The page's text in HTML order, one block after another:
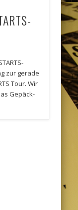
zur gerade
Tour. Wir
Gepäck-